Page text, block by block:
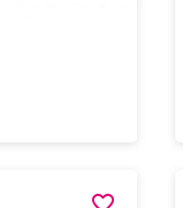
rapide